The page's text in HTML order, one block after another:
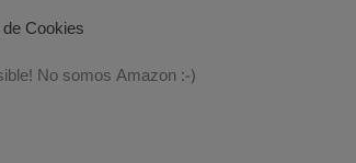
Cookies
No somos Amazon :-)